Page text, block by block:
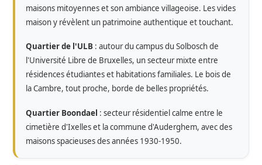
maisons mitoyennes et son ambiance villageoise. Les vides
maison y révèlent un patrimoine authentique et touchant.
Quartier de l'ULB: autour du campus du Solbosch de
l'Université Libre de Bruxelles, un secteur mixte entre
résidences étudiantes et habitations familiales. Le bois de
la Cambre, tout proche, borde de belles propriétés.
Quartier Boondael : secteur résidentiel calme entre le
cimetière d'Ixelles et la commune d'Auderghem, avec des
maisons spacieuses des années 1930-1950.